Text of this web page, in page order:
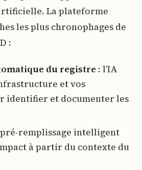
La plateforme
les plus chronophages de
:
du registre : l’IA
et vos
identifier et documenter les
remplissage intelligent
à partir du contexte du